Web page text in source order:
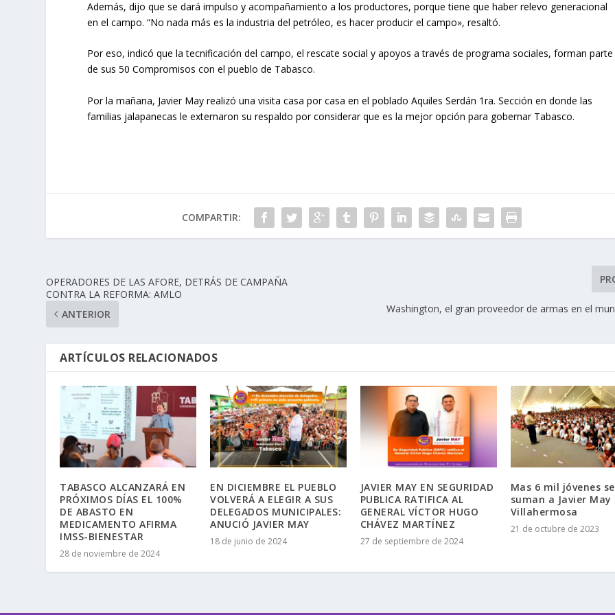
Además, dijo que se dará impulso y acompañamiento a los productores, porque tiene que haber relevo generacional
en el campo. “No nada más es la industria del petróleo, es hacer producir el campo», resaltó.
Por eso, indicó que la tecnificación del campo, el rescate social y apoyos a través de programa sociales, forman parte
de sus 50 Compromisos con el pueblo de Tabasco.
Por la mañana, Javier May realizó una visita casa por casa en el poblado Aquiles Serdán 1ra. Sección en donde las
familias jalapanecas le externaron su respaldo por considerar que es la mejor opción para gobernar Tabasco.
COMPARTIR:
OPERADORES DE LAS AFORE, DETRÁS DE CAMPAÑA
CONTRA LA REFORMA: AMLO
ANTERIOR
Washington, el gran proveedor de armas en el
ARTÍCULOS RELACIONADOS
TABASCO ALCANZARÁ EN
PRÓXIMOS DÍAS EL 100%
DE ABASTO EN
MEDICAMENTO AFIRMA
IMSS-BIENESTAR
28 de noviembre de 2024
EN DICIEMBRE EL PUEBLO
VOLVERÁ A ELEGIR A SUS
DELEGADOS MUNICIPALES:
ANUCIÓ JAVIER MAY
18 de junio de 2024
JAVIER MAY EN SEGURIDAD
PUBLICA RATIFICA AL
GENERAL VÍCTOR HUGO
CHÁVEZ MARTÍNEZ
27 de septiembre de 2024
Mas 6 mil jóvenes se
suman a Javier May
Villahermosa
21 de octubre de 2023